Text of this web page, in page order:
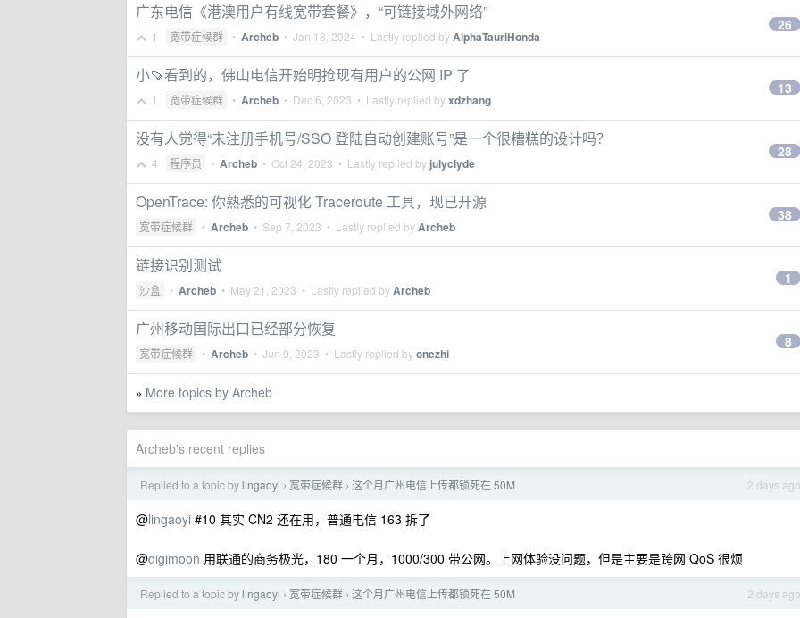
广东电信《港澳用户有线宽带套餐》，“可链接域外网络”
1 宽带症候群 • Archeb • Jan 18, 2024 • Lastly replied byAlphaTauriHonda
26
小🍠看到的，佛山电信开始明抢现有用户的公网 IP 了
1 宽带症候群 • Archeb • Dec 6, 2023 • Lastly replied byxdzhang
13
没有人觉得“未注册手机号/SSO 登陆自动创建账号”是一个很糟糕的设计吗？
4 程序员 • Archeb • Oct 24, 2023 • Lastly replied by julyclyde
28
OpenTrace: 你熟悉的可视化 Traceroute 工具，现已开源
宽带症候群 • Archeb • Sep 7, 2023 • Lastly replied byArcheb
38
链接识别测试
沙盒 • Archeb • May 21, 2023 • Lastly replied byArcheb
1
广州移动国际出口已经部分恢复
宽带症候群 • Archeb • Jun 9, 2023 • Lastly replied byonezhi
8
» More topics by Archeb
Archeb's recent replies
2 days ago
Replied to a topic by lingaoyi › 宽带症候群 › 这个月广州电信上传都锁死在 50M
@lingaoyi #10 其实 CN2 还在用，普通电信 163 拆了
@digimoon 用联通的商务极光，180 一个月，1000/300 带公网。上网体验没问题，但是主要是跨网 QoS 很烦
2 days ago
Replied to a topic by lingaoyi › 宽带症候群 › 这个月广州电信上传都锁死在 50M